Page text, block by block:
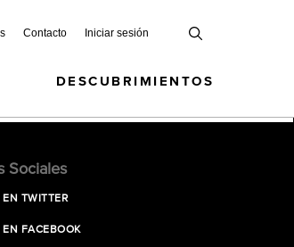
Contacto Iniciar sesión
DESCUBRIMIENTOS
Sociales
EN TWITTER
EN FACEBOOK